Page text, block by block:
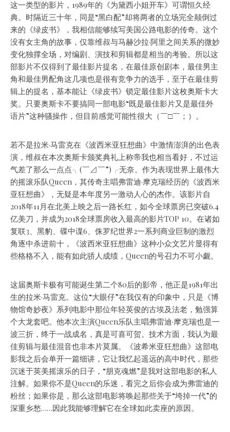
这一类型的影片，1989年的《为黛西小姐开车》可谓恒久经
典。时隔近三十年，同是“黑白配”却将两者的立场完全颠倒过
来的《绿皮书》，我相信能够续写美国公路电影的传奇。这个
没有女主角的故事，仅靠维叔与马赫沙拉·阿里之间关系的微妙
变化独撑全场，对编剧、演技和剪辑都是相当的考验。所以这
部影片不仅得到了最佳影片提名，在最佳原创剧本，最佳男主
角和最佳男配角这几项也是很有竞争力的选手，至于在最佳剪
辑上的提名，基本能让《绿皮书》锁定最佳影片这枚奥斯卡大
奖。只要奥斯卡不要搞同一部电影“既是最佳影片又是最佳外
语片”这种骚操作，但目前感觉可能性很大（￣□￣；）。
若不是拉米·马雷克在《波西米亚狂想曲》中激情澎湃的出色表
演，维叔在本次奥斯卡颁奖典礼上称帝我也相当看好，不过运
气差了那么一点点╮(￣⊿￣”)╭无奈。作为表现世界上最伟大
的摇滚乐队Queen，其传奇主唱弗雷迪·摩克瑞经历的《波西米
亚狂想曲》，无疑是本年度另一激动人心的杰作。该影片自
2018年11月在北美上映之后一路长红，如今全球票房已突破6.4
亿美刀，并成为2018全球票房收入最高的影片TOP 10。在诸如
复联3、黑豹、碟中谍6、侏罗纪世界2一系列商业巨制的激烈
角逐中杀进前十，《波西米亚狂想曲》这种小众文艺片显得有
些格格不入，能有如此骄人成绩，Queen的号召力不可小觑。
这届奥斯卡极有可能诞生第二个80后的影帝，他正是1981年出
生的拉米·马雷克。这位“大眼仔”在我仅有的印象中，只是《博
物馆奇妙夜》系列电影中那位年轻英俊的古埃及法老，勉强算
个大龙套吧。他本次主演Queen乐队主唱弗雷迪·摩克瑞也是一
波三折，终于一战成名，真是可喜可贺。技术方面，我认为最
佳剪辑与最佳混音也非本片莫属。《波希米亚狂想曲》这部电
影我之后会单开一篇细讲，它让我忆起遥远的高中时代，那些
沉迷于英美摇滚乐的日子，“朋克魂燃”是我对这部电影的私人
注解。如果你不是Queen的乐迷，看完之后你会成为弗雷迪的
粉丝；如果你是，那么这部电影将唤起那些关于“垮掉一代”的
深重乡愁……因此我能够理解它在全球如此卖座的原因。